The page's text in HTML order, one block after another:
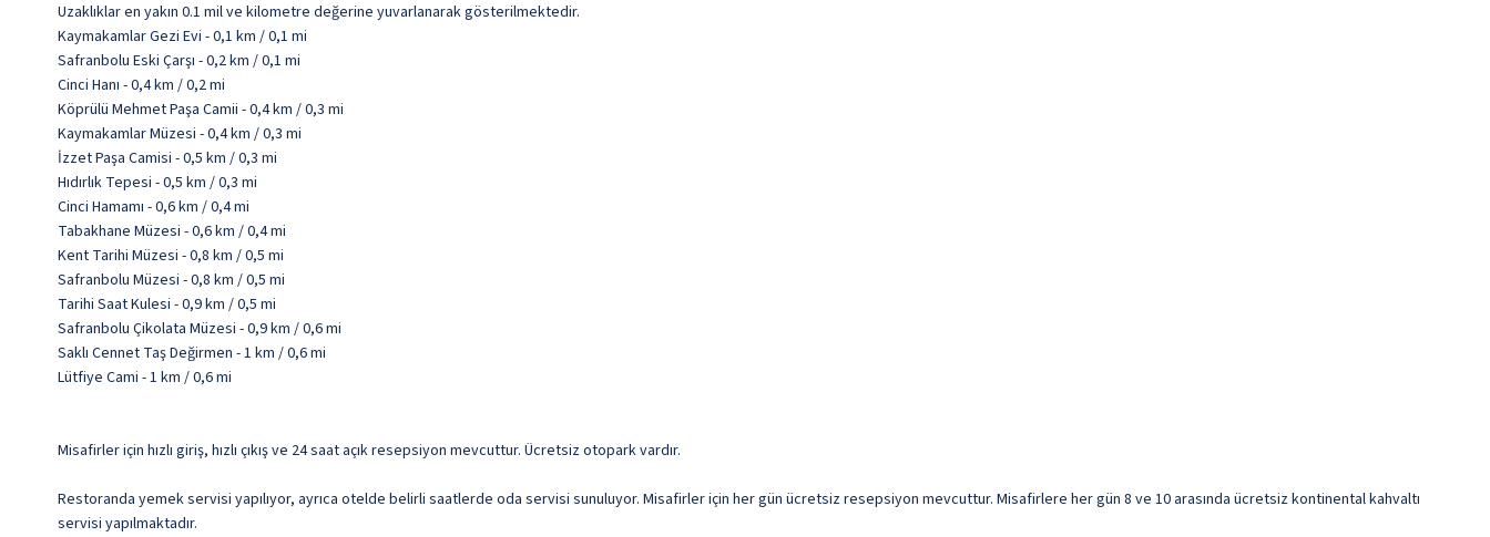
Uzaklıklar en yakın 0.1 mil ve kilometre değerine yuvarlanarak gösterilmektedir.
Kaymakamlar Gezi Evi - 0,1 km / 0,1 mi
Safranbolu Eski Çarşı - 0,2 km / 0,1 mi
Cinci Hanı - 0,4 km / 0,2 mi
Köprülü Mehmet Paşa Camii - 0,4 km / 0,3 mi
Kaymakamlar Müzesi - 0,4 km / 0,3 mi
İzzet Paşa Camisi - 0,5 km / 0,3 mi
Hıdırlık Tepesi - 0,5 km / 0,3 mi
Cinci Hamamı - 0,6 km / 0,4 mi
Tabakhane Müzesi - 0,6 km / 0,4 mi
Kent Tarihi Müzesi - 0,8 km / 0,5 mi
Safranbolu Müzesi - 0,8 km / 0,5 mi
Tarihi Saat Kulesi - 0,9 km / 0,5 mi
Safranbolu Çikolata Müzesi - 0,9 km / 0,6 mi
Saklı Cennet Taş Değirmen - 1 km / 0,6 mi
Lütfiye Cami - 1 km / 0,6 mi
Misafirler için hızlı giriş, hızlı çıkış ve 24 saat açık resepsiyon mevcuttur. Ücretsiz otopark vardır.
Restoranda yemek servisi yapılıyor, ayrıca otelde belirli saatlerde oda servisi sunuluyor. Misafirler için her gün ücretsiz resepsiyon mevcuttur. Misafirlere her gün 8 ve 10 arasında ücretsiz kontinental kahvaltı
servisi yapılmaktadır.